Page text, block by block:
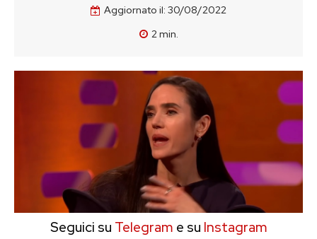
Aggiornato il: 30/08/2022
2min.
Seguici su Telegram e su Instagram